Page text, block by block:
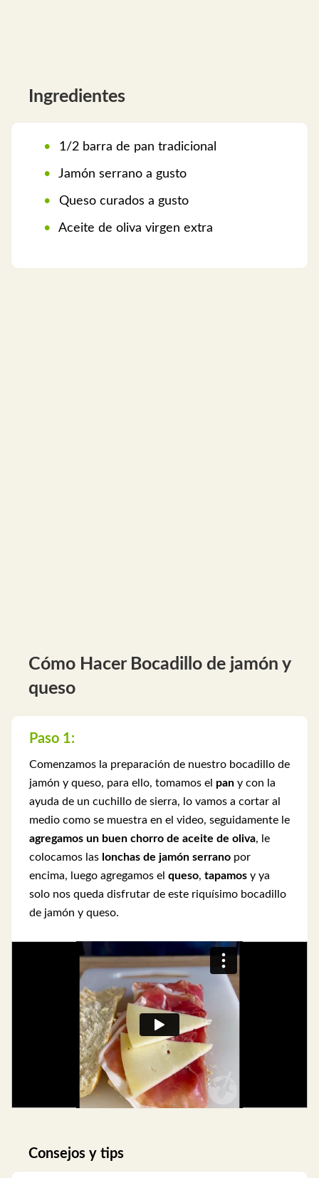
Ingredientes
1/2 barra de pan tradicional
Jamón serrano a gusto
Queso curados a gusto
Aceite de oliva virgen extra
Cómo Hacer Bocadillo de jamón y
queso
Paso 1:
Comenzamos la preparación de nuestro bocadillo de
jamón y queso, para ello, tomamos el pan y con la
ayuda de un cuchillo de sierra, lo vamos a cortar al
medio como se muestra en el video, seguidamente le
agregamos un buen chorro de aceite de oliva, le
colocamos las lonchas de jamón serrano por
encima, luego agregamos el queso, tapamos y ya
solo nos queda disfrutar de este riquísimo bocadillo
de jamón y queso.
Consejos y tips